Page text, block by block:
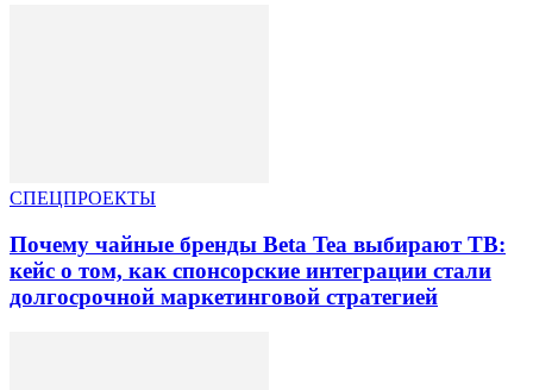
СПЕЦПРОЕКТЫ
Почему чайные бренды Beta Tea выбирают ТВ:
кейс о том, как спонсорские интеграции стали
долгосрочной маркетинговой стратегией